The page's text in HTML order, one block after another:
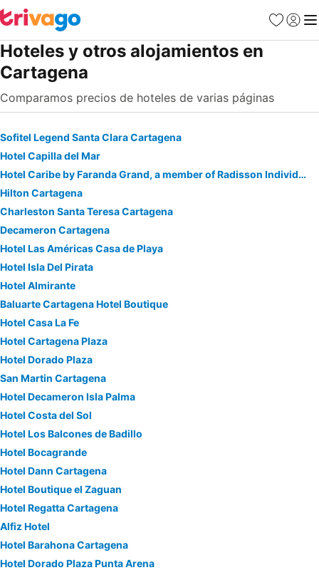
Favoritos
Iniciar
Hoteles y otros alojamientos en
Cartagena
Comparamos precios de hoteles de varias páginas
Sofitel Legend Santa Clara Cartagena
Hotel Capilla del Mar
Hotel Caribe by Faranda Grand, a member of Radisson Individuals
Hilton Cartagena
Charleston Santa Teresa Cartagena
Decameron Cartagena
Hotel Las Américas Casa de Playa
Hotel Isla Del Pirata
Hotel Almirante
Baluarte Cartagena Hotel Boutique
Hotel Casa La Fe
Hotel Cartagena Plaza
Hotel Dorado Plaza
San Martin Cartagena
Hotel Decameron Isla Palma
Hotel Costa del Sol
Hotel Los Balcones de Badillo
Hotel Bocagrande
Hotel Dann Cartagena
Hotel Boutique el Zaguan
Hotel Regatta Cartagena
Alfiz Hotel
Hotel Barahona Cartagena
Hotel Dorado Plaza Punta Arena